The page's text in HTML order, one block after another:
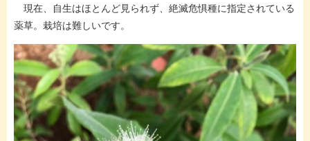
現在、自生はほとんど見られず、絶滅危惧種に指定されている
薬草。栽培は難しいです。